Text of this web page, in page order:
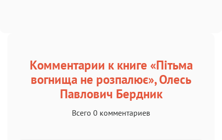
Комментарии к книге «Пітьма
вогнища не розпалює», Олесь
Павлович Бердник
Всего 0 комментариев